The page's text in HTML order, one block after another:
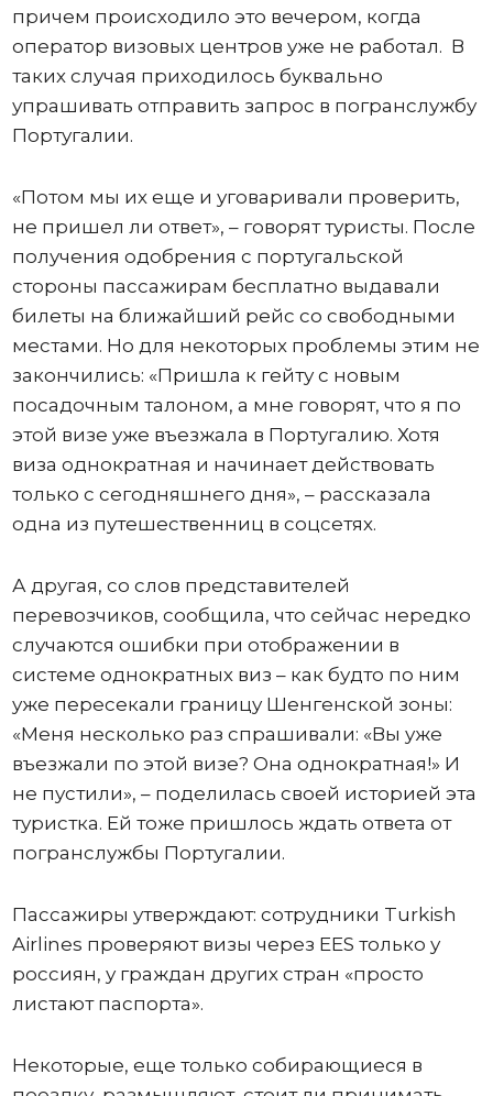
причем происходило это вечером, когда
оператор визовых центров уже не работал. В
таких случая приходилось буквально
упрашивать отправить запрос в погранслужбу
Португалии.
«Потом мы их еще и уговаривали проверить,
не пришел ли ответ», – говорят туристы. После
получения одобрения с португальской
стороны пассажирам бесплатно выдавали
билеты на ближайший рейс со свободными
местами. Но для некоторых проблемы этим не
закончились: «Пришла к гейту с новым
посадочным талоном, а мне говорят, что я по
этой визе уже въезжала в Португалию. Хотя
виза однократная и начинает действовать
только с сегодняшнего дня», – рассказала
одна из путешественниц в соцсетях.
А другая, со слов представителей
перевозчиков, сообщила, что сейчас нередко
случаются ошибки при отображении в
системе однократных виз – как будто по ним
уже пересекали границу Шенгенской зоны:
«Меня несколько раз спрашивали: «Вы уже
въезжали по этой визе? Она однократная!» И
не пустили», – поделилась своей историей эта
туристка. Ей тоже пришлось ждать ответа от
погранслужбы Португалии.
Пассажиры утверждают: сотрудники Turkish
Airlines проверяют визы через EES только у
россиян, у граждан других стран «просто
листают паспорта».
Некоторые, еще только собирающиеся в